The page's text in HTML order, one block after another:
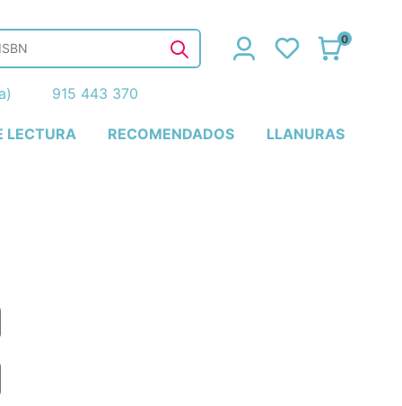
LECTURA RECOMENDADOS LLANURAS
0
915 443 370